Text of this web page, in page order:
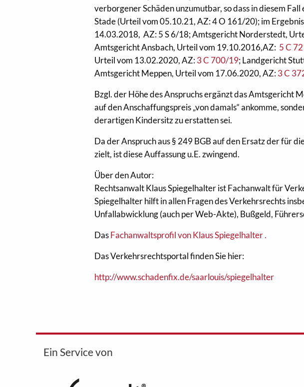
verborgener Schäden unzumutbar, so dass in diesem
Stade (Urteil vom 05.10.21, AZ: 4 O 161/20); im
14.03.2018, AZ: 5 S 6/18; Amtsgericht Norderstedt,
Amtsgericht Ansbach, Urteil vom 19.10.2016,AZ: 5 C
Urteil vom 13.02.2020, AZ:3 C 700/19; Landgericht
Amtsgericht Meppen, Urteil vom 17.06.2020, AZ:3 C
Bzgl. der Höhe des Anspruchs ergänzt das Amtsgericht
auf den Anschaffungspreis „von damals“ ankomme,
derartigen Kindersitz zu erstatten sei.
Da der Anspruch aus § 249 BGB auf den Ersatz der für
zielt, ist diese Auffassung u.E. zwingend.
Über den Autor:
Rechtsanwalt Klaus Spiegelhalter ist Fachanwalt für
Spiegelhalter hilft in allen Fragen des Verkehrsrechts
Unfallabwicklung (auch per Web-Akte), Bußgeld,
DasFachanwaltsprofil von Klaus Spiegelhalter .
Das Verkehrsrechtsportal finden Sie hier:
http://www.schadenfix.de/saarlouis/spiegelhalter
Ein Service von